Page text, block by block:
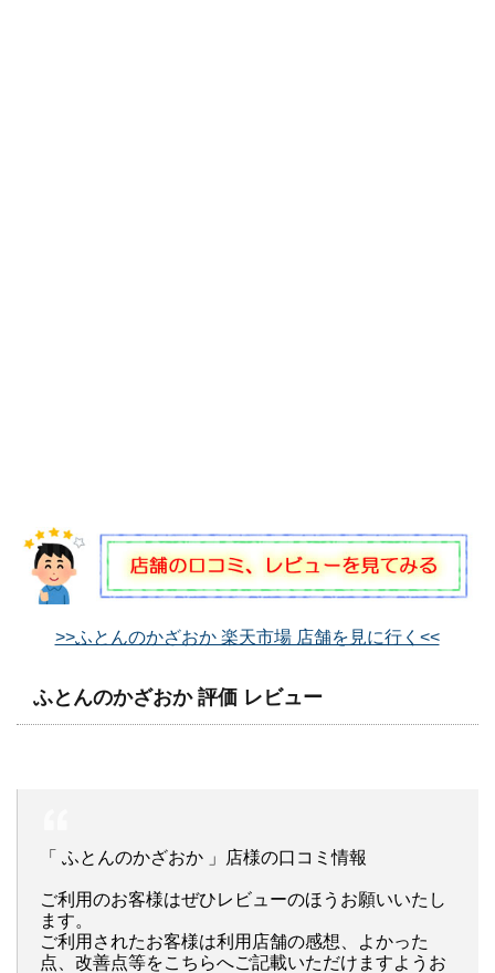
>>ふとんのかざおか 楽天市場 店舗を見に行く<<
ふとんのかざおか 評価 レビュー
「 ふとんのかざおか 」店様の口コミ情報
ご利用のお客様はぜひレビューのほうお願いいたし
ます。
ご利用されたお客様は利用店舗の感想、よかった
点、改善点等をこちらへご記載いただけますようお